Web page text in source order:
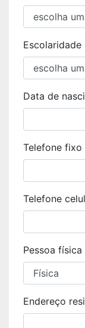
Escolaridade
Data de
Telefone fixo
Telefone
Pessoa
Endereço